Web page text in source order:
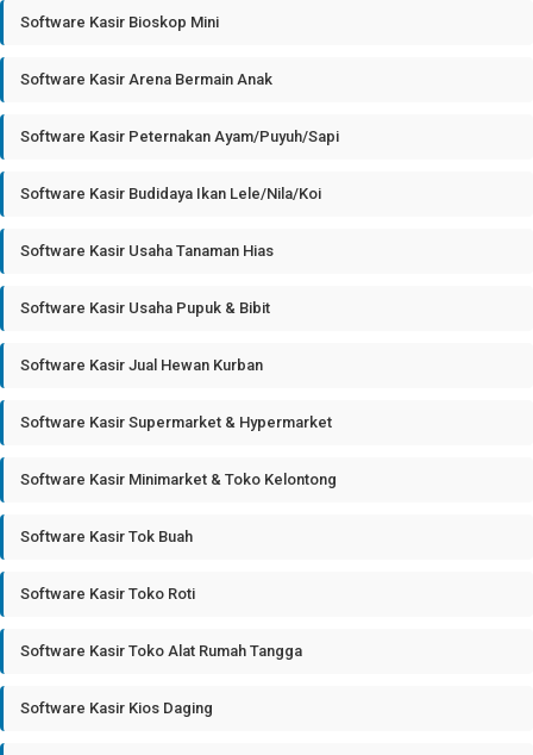
Software Kasir Bioskop Mini
Software Kasir Arena Bermain Anak
Software Kasir Peternakan Ayam/Puyuh/Sapi
Software Kasir Budidaya Ikan Lele/Nila/Koi
Software Kasir Usaha Tanaman Hias
Software Kasir Usaha Pupuk & Bibit
Software Kasir Jual Hewan Kurban
Software Kasir Supermarket & Hypermarket
Software Kasir Minimarket & Toko Kelontong
Software Kasir Tok Buah
Software Kasir Toko Roti
Software Kasir Toko Alat Rumah Tangga
Software Kasir Kios Daging